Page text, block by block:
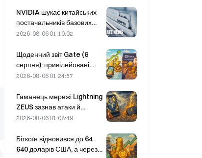
NVIDIA шукає китайських
постачальників базових
станцій на базі ШІ для
2026-08-06 01:10:02
Щоденний звіт Gate (6
серпня): привілейовані
акції Strategy STRC різко
підвищила прогноз
фінансових показників на
весь 2026 рік
2026-08-06 01:24:57
Гаманець мережі Lightning
ZEUS зазнав атаки й
тимчасово призупинив
повідомляється, що кошти
користувачів не втрачено.
2026-08-06 01:08:49
Біткоїн відновився до 64
640 доларів США, а через